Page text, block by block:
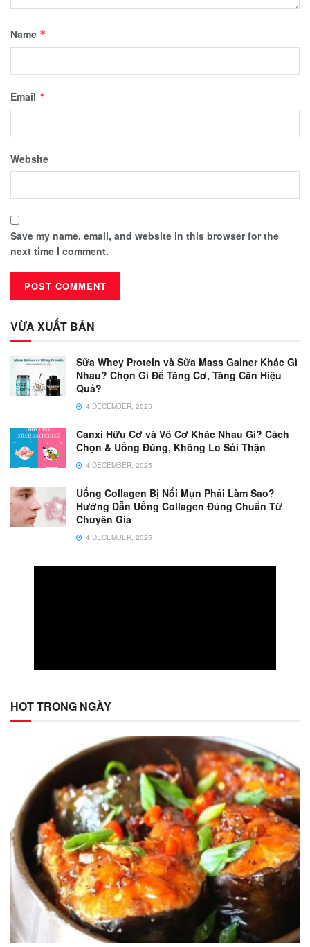
Name *
Email *
Website
Save my name, email, and website in this browser for the
next time I comment.
VỪA XUẤT BẢN
Sữa Whey Protein và Sữa Mass Gainer Khác Gì
Nhau? Chọn Gì Để Tăng Cơ, Tăng Cân Hiệu
Quả?
4 DECEMBER, 2025
Canxi Hữu Cơ và Vô Cơ Khác Nhau Gì? Cách
Chọn & Uống Đúng, Không Lo Sỏi Thận
4 DECEMBER, 2025
Uống Collagen Bị Nổi Mụn Phải Làm Sao?
Hướng Dẫn Uống Collagen Đúng Chuẩn Từ
Chuyên Gia
4 DECEMBER, 2025
HOT TRONG NGÀY